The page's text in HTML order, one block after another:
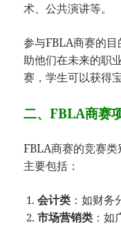
术、公共演讲等。
参与FBLA商赛的
助他们在未来的职
赛，学生可以获得
二、FBLA商赛
FBLA商赛的竞赛类
主要包括：
会计类 ：如财务
市场营销类 ：如